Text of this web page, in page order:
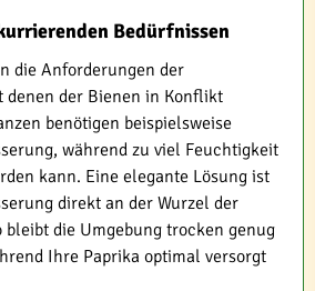
Bedürfnissen
die Anforderungen der
denen der Bienen in Konflikt
benötigen beispielsweise
während zu viel Feuchtigkeit
kann. Eine elegante Lösung ist
direkt an der Wurzel der
bleibt die Umgebung trocken genug
Ihre Paprika optimal versorgt